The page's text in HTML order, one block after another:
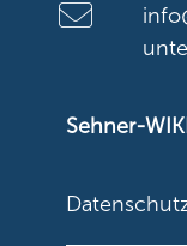
Sehner-